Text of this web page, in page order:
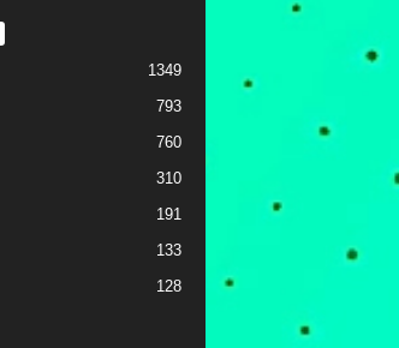
1349
793
760
310
191
133
128